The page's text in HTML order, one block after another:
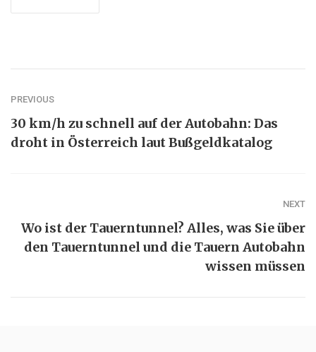
PREVIOUS
30 km/h zu schnell auf der Autobahn: Das
droht in Österreich laut Bußgeldkatalog
NEXT
Wo ist der Tauerntunnel? Alles, was Sie über
den Tauerntunnel und die Tauern Autobahn
wissen müssen